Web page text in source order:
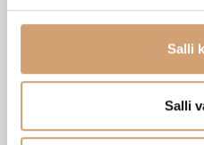
Salli
Salli
SAATAT